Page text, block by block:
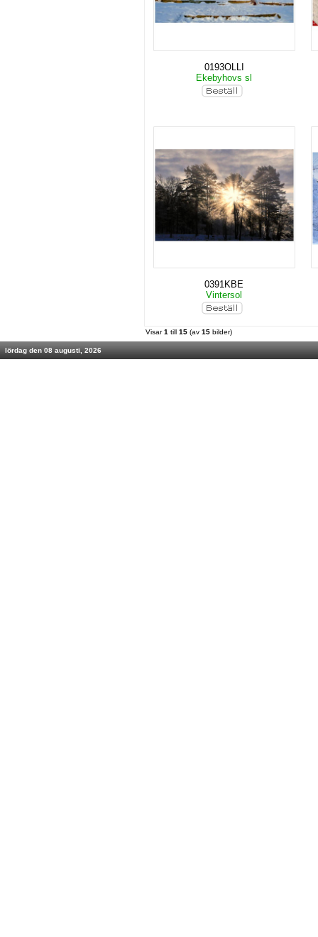
0193OLLI
Ekebyhovs sl
0391KBE
Vintersol
Visar1 till 15 (av 15 bilder)
lördag den 08 augusti, 2026